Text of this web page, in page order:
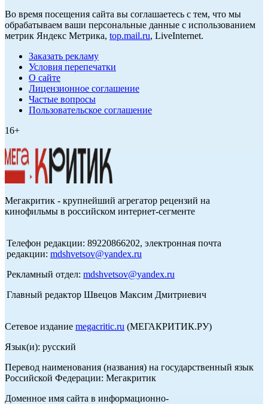
Во время посещения сайта вы соглашаетесь с тем, что мы
обрабатываем ваши персональные данные с использованием
метрик Яндекс Метрика, top.mail.ru, LiveInternet.
Заказать рекламу
Условия перепечатки
О сайте
Лицензионное соглашение
Частые вопросы
Пользовательское соглашение
16+
Мегакритик - крупнейший агрегатор рецензий на
кинофильмы в российском интернет-сегменте
Телефон редакции: 89220866202, электронная почта
редакции: mdshvetsov@yandex.ru
Рекламный отдел: mdshvetsov@yandex.ru
Главный редактор Швецов Максим Дмитриевич
Сетевое издание megacritic.ru (МЕГАКРИТИК.РУ)
Язык(и): русский
Перевод наименования (названия) на государственный язык
Российской Федерации: Мегакритик
Доменное имя сайта в информационно-